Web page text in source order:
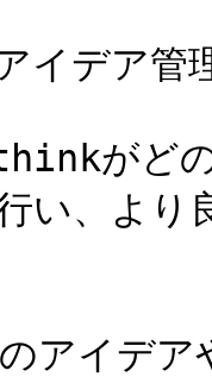
イデア管
がど
い、より
アイデ